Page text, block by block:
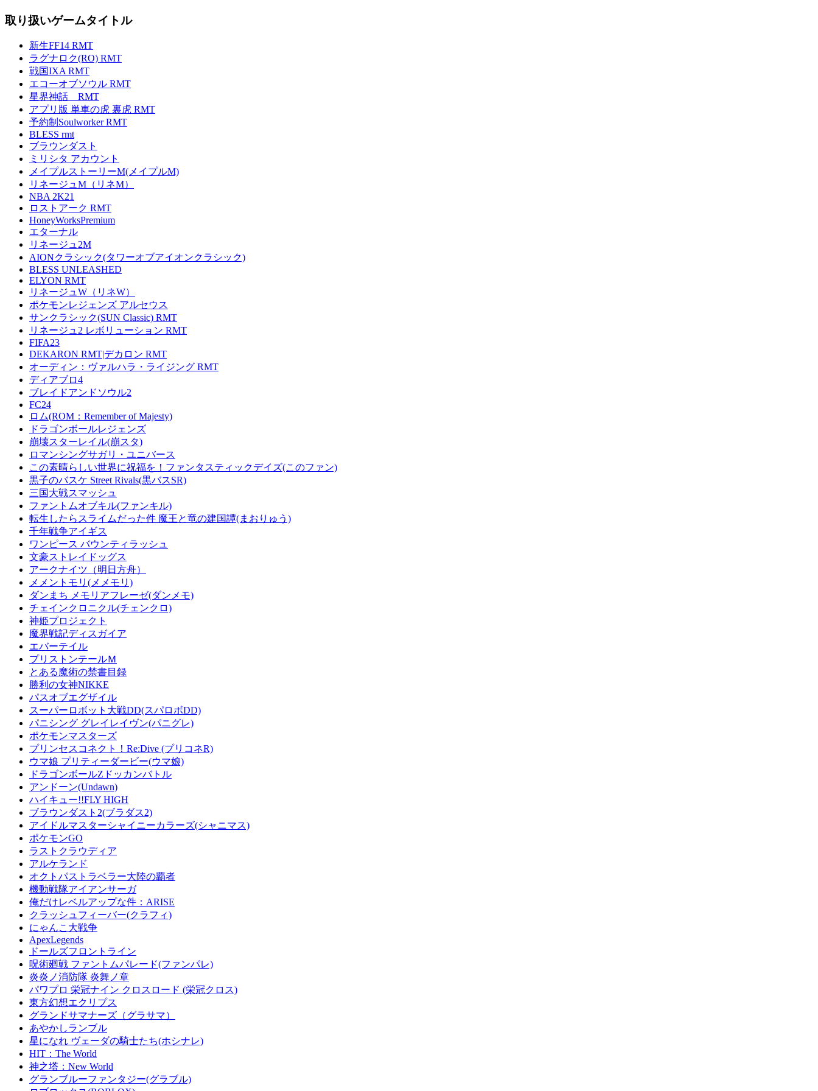
取り扱いゲームタイトル
新生FF14 RMT
ラグナロク(RO) RMT
戦国IXA RMT
エコーオブソウル RMT
星界神話 RMT
アプリ版 単車の虎 裏虎 RMT
予約制Soulworker RMT
BLESS rmt
ブラウンダスト
ミリシタ アカウント
メイプルストーリーM(メイプルM)
リネージュM（リネM）
NBA 2K21
ロストアーク RMT
HoneyWorksPremium
エターナル
リネージュ2M
AIONクラシック(タワーオブアイオンクラシック)
BLESS UNLEASHED
ELYON RMT
リネージュW（リネW）
ポケモンレジェンズ アルセウス
サンクラシック(SUN Classic) RMT
リネージュ2 レボリューション RMT
FIFA23
DEKARON RMT|デカロン RMT
オーディン：ヴァルハラ・ライジング RMT
ディアブロ4
ブレイドアンドソウル2
FC24
ロム(ROM：Remember of Majesty)
ドラゴンボールレジェンズ
崩壊スターレイル(崩スタ)
ロマンシングサガリ・ユニバース
この素晴らしい世界に祝福を！ファンタスティックデイズ(このファン)
黒子のバスケ Street Rivals(黒バスSR)
三国大戦スマッシュ
ファントムオブキル(ファンキル)
転生したらスライムだった件 魔王と竜の建国譚(まおりゅう)
千年戦争アイギス
ワンピース バウンティラッシュ
文豪ストレイドッグス
アークナイツ（明日方舟）
メメントモリ(メメモリ)
ダンまち メモリアフレーゼ(ダンメモ)
チェインクロニクル(チェンクロ)
神姫プロジェクト
魔界戦記ディスガイア
エバーテイル
プリストンテールＭ
とある魔術の禁書目録
勝利の女神NIKKE
パスオブエグザイル
スーパーロボット大戦DD(スパロボDD)
パニシング グレイレイヴン(パニグレ)
ポケモンマスターズ
プリンセスコネクト！Re:Dive (プリコネR)
ウマ娘 プリティーダービー(ウマ娘)
ドラゴンボールZドッカンバトル
アンドーン(Undawn)
ハイキュー!!FLY HIGH
ブラウンダスト2(ブラダス2)
アイドルマスターシャイニーカラーズ(シャニマス)
ポケモンGO
ラストクラウディア
アルケランド
オクトパストラベラー大陸の覇者
機動戦隊アイアンサーガ
俺だけレベルアップな件：ARISE
クラッシュフィーバー(クラフィ)
にゃんこ大戦争
ApexLegends
ドールズフロントライン
呪術廻戦 ファントムパレード(ファンパレ)
炎炎ノ消防隊 炎舞ノ章
パワプロ 栄冠ナイン クロスロード (栄冠クロス)
東方幻想エクリプス
グランドサマナーズ（グラサマ）
あやかしランブル
星になれ ヴェーダの騎士たち(ホシナレ)
HIT：The World
神之塔：New World
グランブルーファンタジー(グラブル)